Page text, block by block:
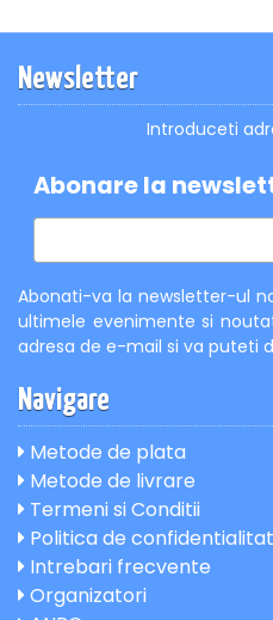
Newsletter
Introduceti
Abonare la
Abonati-va la newsletter-ul
ultimele evenimente si
adresa de e-mail si va puteti
Navigare
Metode de plata
Metode de livrare
Termeni si Conditii
Politica de
Intrebari frecvente
Organizatori